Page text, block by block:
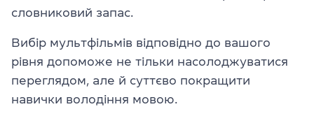
словниковий запас.
Вибір мультфільмів відповідно до вашого
рівня допоможе не тільки насолоджуватися
переглядом, але й суттєво покращити
навички володіння мовою.